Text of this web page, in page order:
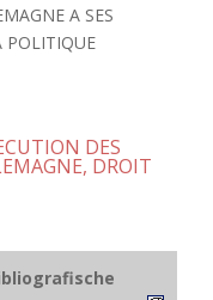
A SES
POLITIQUE
DES
DROIT